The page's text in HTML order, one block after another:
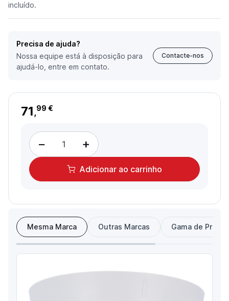
incluído.
Precisa de ajuda?
Nossa equipe está à disposição para
ajudá-lo, entre em contato.
Contacte-nos
71 ,99 €
− +
Adicionar ao carrinho
Mesma Marca Outras Marcas Gama de Preço